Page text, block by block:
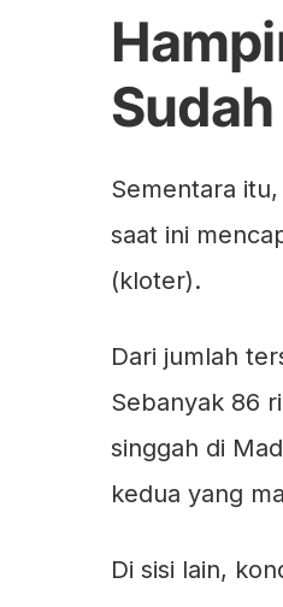
Sementara
saat ini
(kloter).
Dari jumlah
Sebanyak 86
singgah di
kedua yang
Di sisi lain,